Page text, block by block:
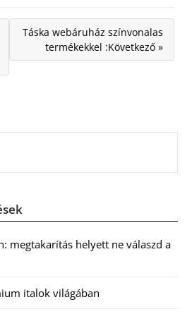
Táska webáruház színvonalas
termékekkel :Következő »
megtakarítás helyett ne válaszd a
italok világában